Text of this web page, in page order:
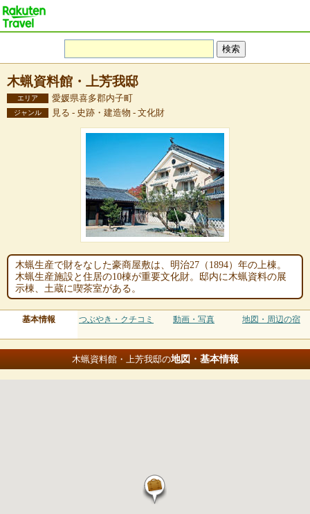
木蝋資料館・上芳我邸
エリア 愛媛県喜多郡内子町
ジャンル 見る - 史跡・建造物 - 文化財
木蝋生産で財をなした豪商屋敷は、明治27（1894）年の上棟。
木蝋生産施設と住居の10棟が重要文化財。邸内に木蝋資料の展
示棟、土蔵に喫茶室がある。
基本情報 つぶやき・クチコミ 動画・写真 地図・周辺の宿
木蝋資料館・上芳我邸の地図・基本情報